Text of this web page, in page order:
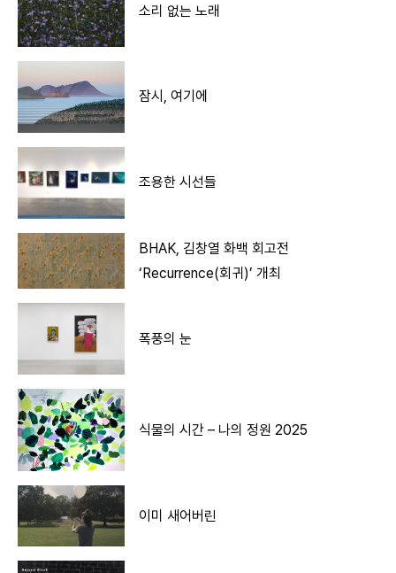
소리 없는 노래
잠시, 여기에
조용한 시선들
BHAK, 김창열 화백 회고전
‘Recurrence(회귀)’ 개최
폭풍의 눈
식물의 시간 – 나의 정원 2025
이미 새어버린